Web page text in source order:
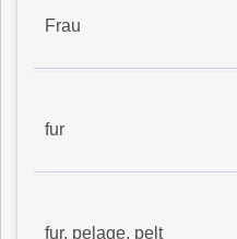
Frau
fur
fur, pelage, pelt